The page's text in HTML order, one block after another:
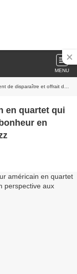
MENU
en perspective aux amoureux du jazz
en quartet qui
en